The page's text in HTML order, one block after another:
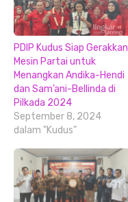
PDIP Kudus Siap Gerakkan
Mesin Partai untuk
Menangkan Andika-Hendi
dan Sam’ani-Bellinda di
Pilkada 2024
September 8, 2024
dalam "Kudus"